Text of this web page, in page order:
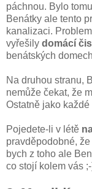
páchnou. Bylo
Benátky ale tento
kanalizaci.
vyřešily domácí
benátských
Na druhou stranu,
nemůže čekat, že
Ostatně jako
Pojedete-li v létě
pravděpodobné,
bych z toho ale
co stojí kolem vás